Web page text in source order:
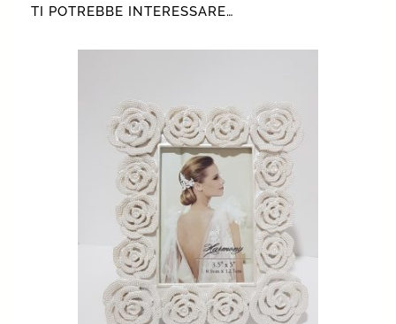
TI POTREBBE INTERESSARE…